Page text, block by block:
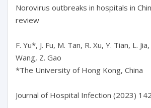
Norovirus outbreaks in hospitals in
review
F. Yu*, J. Fu, M. Tan, R. Xu, Y. Tian, L.
Wang, Z. Gao
*The University of Hong Kong, China
Journal of Hospital Infection (2023)